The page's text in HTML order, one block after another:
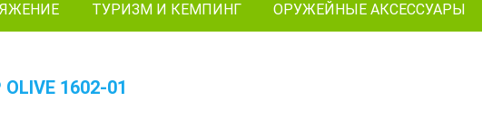
ТУРИЗМ И КЕМПИНГ ОРУЖЕЙНЫЕ АКСЕССУАРЫ
1602-01